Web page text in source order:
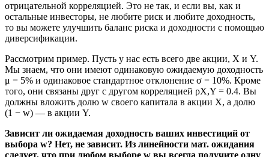
отрицательной корреляцией. Это не так, и если вы, как и
остальные инвесторы, не любите риск и любите доходность,
то вы можете улучшить баланс риска и доходности с помощью
диверсификации.
Рассмотрим пример. Пусть у нас есть всего две акции, X и Y.
Мы знаем, что они имеют одинаковую ожидаемую доходность
μ = 5% и одинаковое стандартное отклонение σ = 10%. Кроме
того, они связаны друг с другом корреляцией ρX,Y = 0.4. Вы
должны вложить долю w своего капитала в акции X, а долю
(1 − w) — в акции Y.
Зависит ли ожидаемая доходность ваших инвестиций от
выбора w? Нет, не зависит. Из линейности мат. ожидания